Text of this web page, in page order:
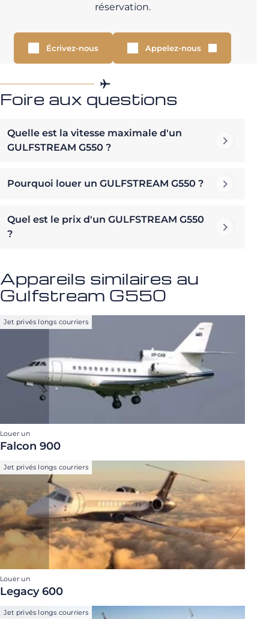
réservation.
Écrivez-nous Appelez-nous
Foire aux questions
Quelle est la vitesse maximale d'un
GULFSTREAM G550 ?
Pourquoi louer un GULFSTREAM G550 ?
Quel est le prix d'un GULFSTREAM G550
?
Appareils similaires au
Gulfstream G550
Jet privés longs courriers
Louer un
Falcon 900
Jet privés longs courriers
Louer un
Legacy 600
Jet privés longs courriers